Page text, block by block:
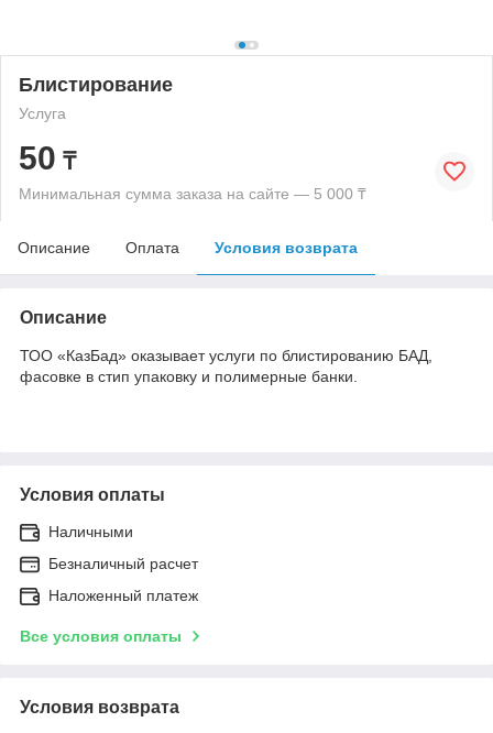
Блистирование
Услуга
50 ₸
Минимальная сумма заказа на сайте — 5 000 ₸
Описание Оплата Условия возврата
Описание
ТОО «КазБад» оказывает услуги по блистированию БАД,
фасовке в стип упаковку и полимерные банки.
Условия оплаты
Наличными
Безналичный расчет
Наложенный платеж
Все условия оплаты
Условия возврата